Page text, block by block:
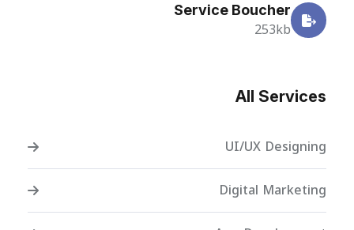
Service Boucher
253kb
All Services
UI/UX Designing
Digital Marketing